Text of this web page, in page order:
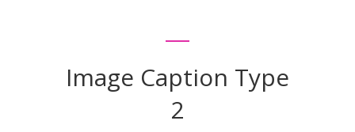
Image Caption Type
2